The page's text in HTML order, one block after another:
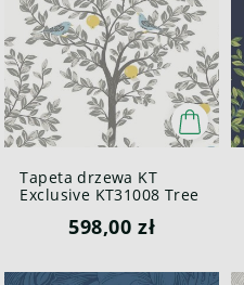
Tapeta drzewa KT
Exclusive KT31008 Tree
598,00 zł